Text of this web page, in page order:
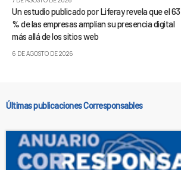
Un estudio publicado por Liferay revela que el 63
% de las empresas amplían su presencia digital
más allá de los sitios web
6 DE AGOSTO DE 2026
Últimas publicaciones Corresponsables